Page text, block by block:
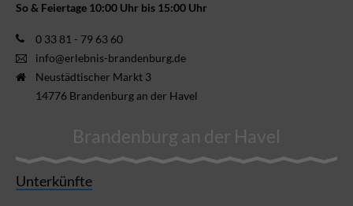
So & Feiertage 10:00 Uhr bis 15:00 Uhr
0 33 81 - 79 63 60
info@erlebnis-brandenburg.de
Neustädtischer Markt 3
14776 Brandenburg an der Havel
Brandenburg an der Havel
Unterkünfte